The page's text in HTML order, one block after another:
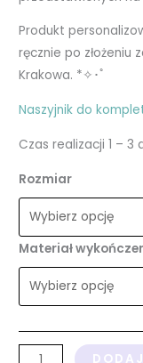
Produkt
ręcznie po złożeniu
Krakowa. *✧･ﾟ
Naszyjnik do
Czas realizacji 1 – 3
Rozmiar
Materiał